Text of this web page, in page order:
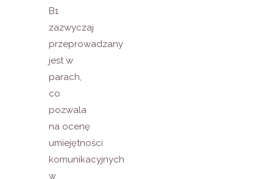
B1
zazwyczaj
przeprowadzany
jest w
parach,
co
pozwala
na ocenę
umiejętności
komunikacyjnych
w